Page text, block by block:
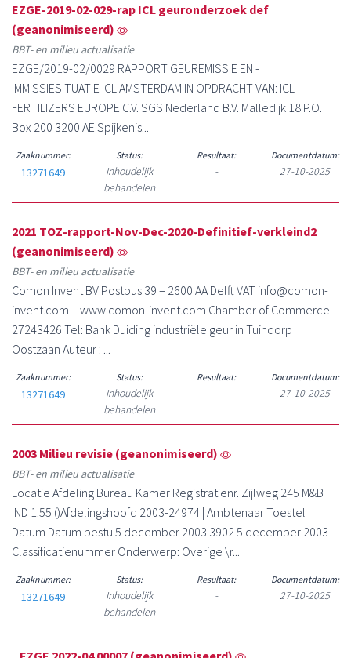
EZGE-2019-02-029-rap ICL geuronderzoek def
(geanonimiseerd)
BBT- en milieu actualisatie
EZGE/2019-02/0029 RAPPORT GEUREMISSIE EN -
IMMISSIESITUATIE ICL AMSTERDAM IN OPDRACHT VAN: ICL
FERTILIZERS EUROPE C.V. SGS Nederland B.V. Malledijk 18 P.O.
Box 200 3200 AE Spijkenis...
Zaaknummer:
13271649
Status:
Inhoudelijk
behandelen
Resultaat:
-
Documentdatum:
27-10-2025
2021 TOZ-rapport-Nov-Dec-2020-Definitief-verkleind2
(geanonimiseerd)
BBT- en milieu actualisatie
Comon Invent BV Postbus 39 – 2600 AA Delft VAT info@comon-
invent.com – www.comon-invent.com Chamber of Commerce
27243426 Tel: Bank Duiding industriële geur in Tuindorp
Oostzaan Auteur : ...
Zaaknummer:
13271649
Status:
Inhoudelijk
behandelen
Resultaat:
-
Documentdatum:
27-10-2025
2003 Milieu revisie (geanonimiseerd)
BBT- en milieu actualisatie
Locatie Afdeling Bureau Kamer Registratienr. Zijlweg 245 M&B
IND 1.55 ()Afdelingshoofd 2003-24974 | Ambtenaar Toestel
Datum Datum bestu 5 december 2003 3902 5 december 2003
Classificatienummer Onderwerp: Overige \r...
Zaaknummer:
13271649
Status:
Inhoudelijk
behandelen
Resultaat:
-
Documentdatum:
27-10-2025